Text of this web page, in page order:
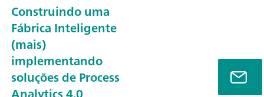
Construindo uma
Fábrica Inteligente
(mais)
implementando
soluções de Process